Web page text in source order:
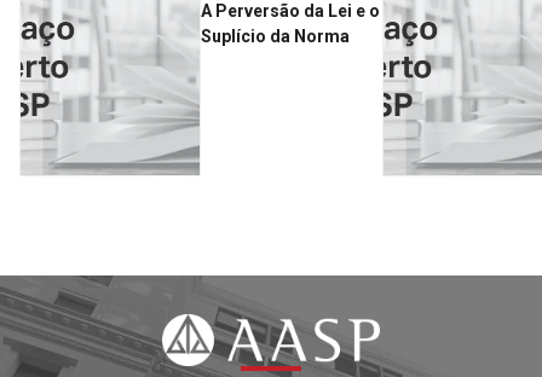
A Perversão da Lei e o
Suplício da Norma